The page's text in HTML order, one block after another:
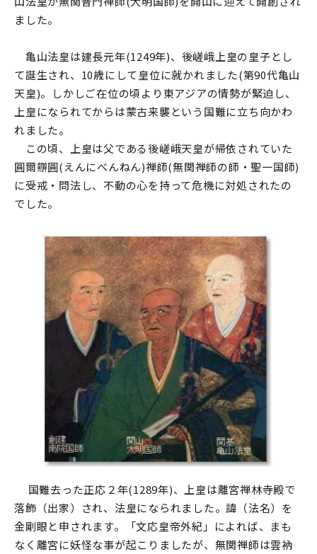
ました。
亀山法皇は建長元年(1249年)、後嵯峨上皇の皇子とし
て誕生され、10歳にして皇位に就かれました(第90代亀山
天皇)。しかしご在位の頃より東アジアの情勢が緊迫し、
上皇になられてからは蒙古来襲という国難に立ち向かわ
れました。
この頃、上皇は父である後嵯峨天皇が帰依されていた
圓爾辧圓(えんにべんねん)禅師(無関禅師の師・聖一国師)
に受戒・問法し、不動の心を持って危機に対処されたの
でした。
国難去った正応２年(1289年)、上皇は離宮禅林寺殿で
落飾（出家）され、法皇になられました。諱（法名）を
金剛眼と申されます。「文応皇帝外紀」によれば、まも
なく離宮に妖怪な事が起こりましたが、無関禅師は雲衲